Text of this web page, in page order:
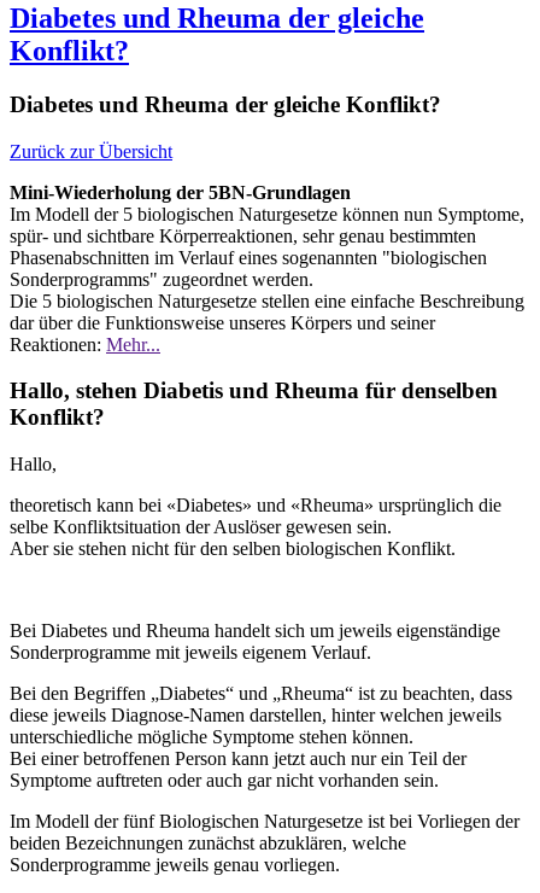
Diabetes und Rheuma der gleiche
Konflikt?
Diabetes und Rheuma der gleiche Konflikt?
Zurück zur Übersicht
Mini-Wiederholung der 5BN-Grundlagen
Im Modell der 5 biologischen Naturgesetze können nun Symptome,
spür- und sichtbare Körperreaktionen, sehr genau bestimmten
Phasenabschnitten im Verlauf eines sogenannten "biologischen
Sonderprogramms" zugeordnet werden.
Die 5 biologischen Naturgesetze stellen eine einfache Beschreibung
dar über die Funktionsweise unseres Körpers und seiner
Reaktionen: Mehr...
Hallo, stehen Diabetis und Rheuma für denselben
Konflikt?
Hallo,
theoretisch kann bei «Diabetes» und «Rheuma» ursprünglich die
selbe Konfliktsituation der Auslöser gewesen sein.
Aber sie stehen nicht für den selben biologischen Konflikt.
Bei Diabetes und Rheuma handelt sich um jeweils eigenständige
Sonderprogramme mit jeweils eigenem Verlauf.
Bei den Begriffen „Diabetes“ und „Rheuma“ ist zu beachten, dass
diese jeweils Diagnose-Namen darstellen, hinter welchen jeweils
unterschiedliche mögliche Symptome stehen können.
Bei einer betroffenen Person kann jetzt auch nur ein Teil der
Symptome auftreten oder auch gar nicht vorhanden sein.
Im Modell der fünf Biologischen Naturgesetze ist bei Vorliegen der
beiden Bezeichnungen zunächst abzuklären, welche
Sonderprogramme jeweils genau vorliegen.